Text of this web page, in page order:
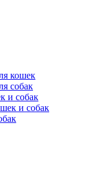
кошек
собак
и собак
и собак